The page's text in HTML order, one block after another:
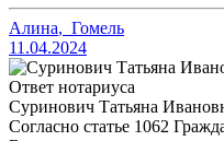
Алина, Гомель
11.04.2024
Ответ нотариуса
Суринович Татьяна
Согласно статье 1062